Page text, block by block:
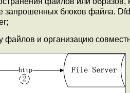
запрошенных блоков файла.
и организацию